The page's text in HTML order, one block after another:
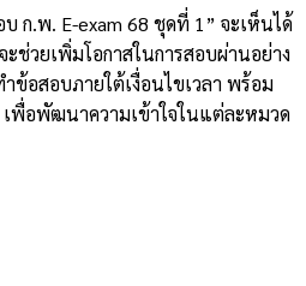
บ ก.พ. E-exam 68 ชุดที่ 1” จะเห็นได้
ะช่วยเพิ่มโอกาสในการสอบผ่านอย่าง
อสอบภายใต้เงื่อนไขเวลา พร้อม
พื่อพัฒนาความเข้าใจในแต่ละหมวด